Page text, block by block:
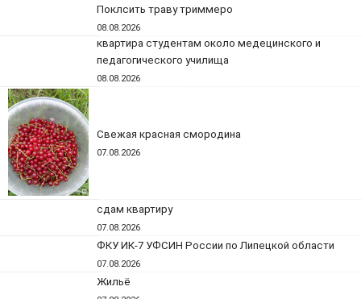
Поклсить траву триммеро
08.08.2026
квартира студентам около медецинского и
педагогического училища
08.08.2026
Свежая красная смородина
07.08.2026
сдам квартиру
07.08.2026
ФКУ ИК-7 УФСИН России по Липецкой области
07.08.2026
Жильё